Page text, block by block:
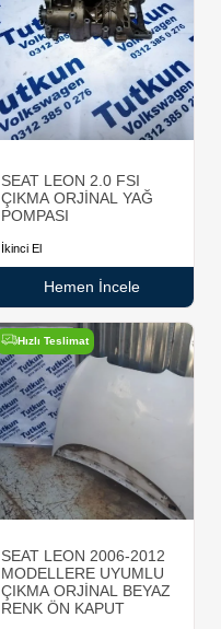
SEAT LEON 2.0 FSI
ÇIKMA ORJİNAL YAĞ
POMPASI
İkinci El
Hemen İncele
Hızlı Teslimat
SEAT LEON 2006-2012
MODELLERE UYUMLU
ÇIKMA ORJİNAL BEYAZ
RENK ÖN KAPUT